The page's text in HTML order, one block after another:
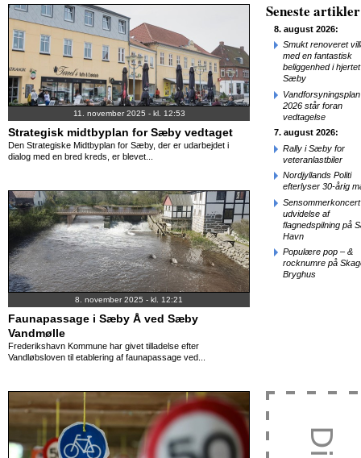
11. november 2025 - kl. 12:53
Strategisk midtbyplan for Sæby vedtaget
Den Strategiske Midtbyplan for Sæby, der er udarbejdet i
dialog med en bred kreds, er blevet...
Seneste artikler
8. august 2026:
Smukt renoveret
med en fantastisk
beliggenhed i
Sæby
Vandforsyningsplan
2026 står foran
vedtagelse
7. august 2026:
Rally i Sæby for
veteranlastbiler
Nordjyllands Politi
efterlyser 30-årig
udvidelse af
flagnedspilning på
Havn
Populære pop – &
rocknumre på
Bryghus
8. november 2025 - kl. 12:21
Faunapassage i Sæby Å ved Sæby
Vandmølle
Frederikshavn Kommune har givet tilladelse efter
Vandløbsloven til etablering af faunapassage ved...